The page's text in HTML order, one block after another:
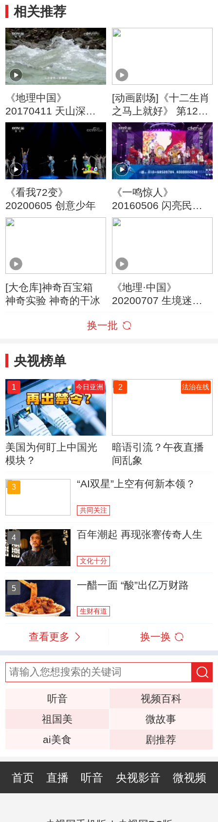
相关推荐
《地理中国》
20170411 天山深处
的发现（下）
[动画剧场]《十二生肖
之马上就好》 第12集
穿梭镜
《看我72变》
20200605 创意少年
《一鸣惊人》
20160506 闪亮民营
剧团 第一季
[大仓库]神奇百宝箱
神奇实验 神奇的干冰
《地理·中国》
20200707 生境迷踪·
换一批
央视榜单
1 今日亚洲
美国为何盯上中国光
模块？
2 法治在线
暗语引流？午夜直播
间乱象
3 “AI双星”上空有何新本领？
共同关注
4 百年潮起 再现张謇传奇人生
文化十分
5 一醋一面 “酸”出亿万财路
生财有道
查看更多 换一换
听音
视频百科
祖国美
微故事
ai美食
剧推荐
首页 直播 听音 央视影音 微视频